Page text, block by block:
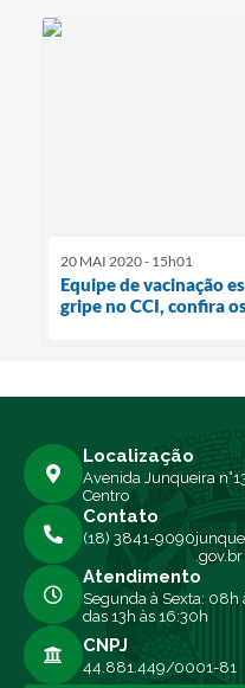
20 MAI 2020 - 15h01
Equipe de vacinação
gripe no CCI, confira
Localização
Avenida Junqueira
Centro
Contato
(18) 3841-9090
.gov.br
Atendimento
Segunda à Sexta: 08h
das 13h às 16:30h
CNPJ
44.881.449/0001-81